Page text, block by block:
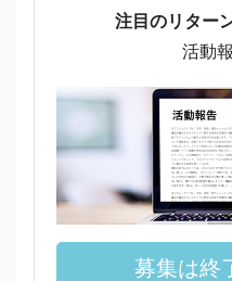
注目のリター
活動
募集は終